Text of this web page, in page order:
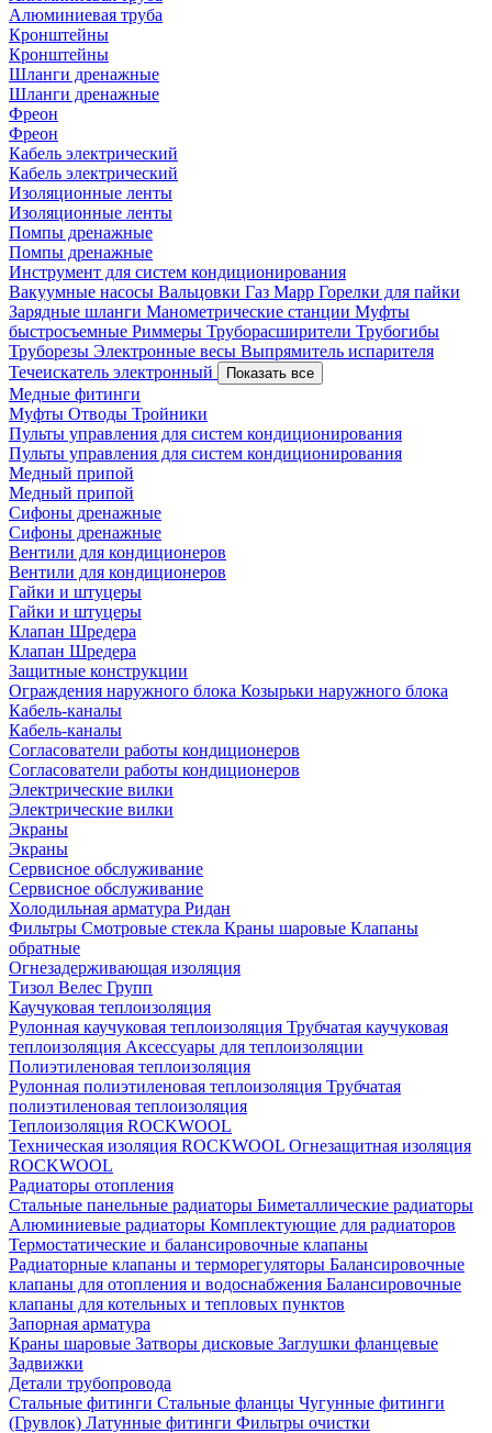
Алюминиевая труба
Кронштейны
Кронштейны
Шланги дренажные
Шланги дренажные
Фреон
Фреон
Кабель электрический
Кабель электрический
Изоляционные ленты
Изоляционные ленты
Помпы дренажные
Помпы дренажные
Инструмент для систем кондиционирования
Вакуумные насосы Вальцовки Газ Mapp Горелки для пайки
Зарядные шланги Манометрические станции Муфты
быстросъемные Риммеры Труборасширители Трубогибы
Труборезы Электронные весы Выпрямитель испарителя
Течеискатель электронный
Показать все
Медные фитинги
Муфты Отводы Тройники
Пульты управления для систем кондиционирования
Пульты управления для систем кондиционирования
Медный припой
Медный припой
Сифоны дренажные
Сифоны дренажные
Вентили для кондиционеров
Вентили для кондиционеров
Гайки и штуцеры
Гайки и штуцеры
Клапан Шредера
Клапан Шредера
Защитные конструкции
Ограждения наружного блока Козырьки наружного блока
Кабель-каналы
Кабель-каналы
Согласователи работы кондиционеров
Согласователи работы кондиционеров
Электрические вилки
Электрические вилки
Экраны
Экраны
Сервисное обслуживание
Сервисное обслуживание
Холодильная арматура Ридан
Фильтры Смотровые стекла Краны шаровые Клапаны
обратные
Огнезадерживающая изоляция
Тизол Велес Групп
Каучуковая теплоизоляция
Рулонная каучуковая теплоизоляция Трубчатая каучуковая
теплоизоляция Аксессуары для теплоизоляции
Полиэтиленовая теплоизоляция
Рулонная полиэтиленовая теплоизоляция Трубчатая
полиэтиленовая теплоизоляция
Теплоизоляция ROCKWOOL
Техническая изоляция ROCKWOOL Огнезащитная изоляция
ROCKWOOL
Радиаторы отопления
Стальные панельные радиаторы Биметаллические радиаторы
Алюминиевые радиаторы Комплектующие для радиаторов
Термостатические и балансировочные клапаны
Радиаторные клапаны и терморегуляторы Балансировочные
клапаны для отопления и водоснабжения Балансировочные
клапаны для котельных и тепловых пунктов
Запорная арматура
Краны шаровые Затворы дисковые Заглушки фланцевые
Задвижки
Детали трубопровода
Стальные фитинги Стальные фланцы Чугунные фитинги
(Грувлок) Латунные фитинги Фильтры очистки